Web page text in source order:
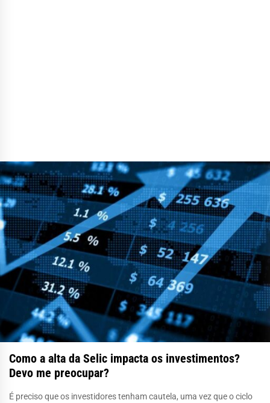
Como a alta da Selic impacta os investimentos?
Devo me preocupar?
É preciso que os investidores tenham cautela, uma vez que o ciclo